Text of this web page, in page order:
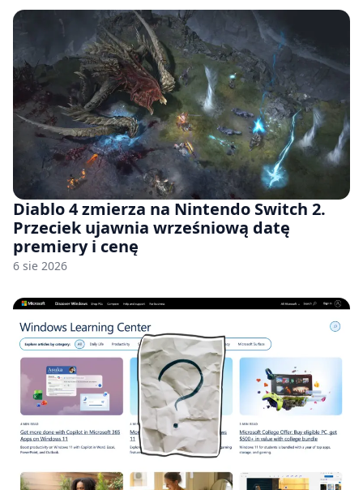
Diablo 4 zmierza na Nintendo Switch 2.
Przeciek ujawnia wrześniową datę
premiery i cenę
6 sie 2026